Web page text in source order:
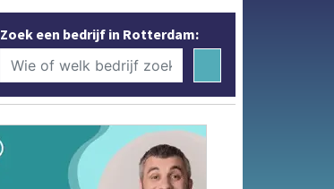
Zoek een bedrijf in Rotterdam: